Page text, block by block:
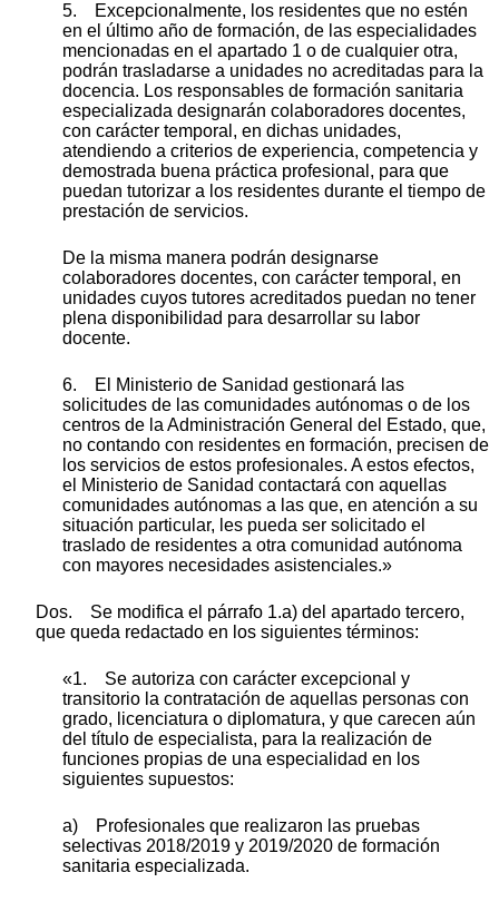
5. Excepcionalmente, los residentes que no estén
en el último año de formación, de las especialidades
mencionadas en el apartado 1 o de cualquier otra,
podrán trasladarse a unidades no acreditadas para la
docencia. Los responsables de formación sanitaria
especializada designarán colaboradores docentes,
con carácter temporal, en dichas unidades,
atendiendo a criterios de experiencia, competencia y
demostrada buena práctica profesional, para que
puedan tutorizar a los residentes durante el tiempo de
prestación de servicios.
De la misma manera podrán designarse
colaboradores docentes, con carácter temporal, en
unidades cuyos tutores acreditados puedan no tener
plena disponibilidad para desarrollar su labor
docente.
6. El Ministerio de Sanidad gestionará las
solicitudes de las comunidades autónomas o de los
centros de la Administración General del Estado, que,
no contando con residentes en formación, precisen de
los servicios de estos profesionales. A estos efectos,
el Ministerio de Sanidad contactará con aquellas
comunidades autónomas a las que, en atención a su
situación particular, les pueda ser solicitado el
traslado de residentes a otra comunidad autónoma
con mayores necesidades asistenciales.»
Dos. Se modifica el párrafo 1.a) del apartado tercero,
que queda redactado en los siguientes términos:
«1. Se autoriza con carácter excepcional y
transitorio la contratación de aquellas personas con
grado, licenciatura o diplomatura, y que carecen aún
del título de especialista, para la realización de
funciones propias de una especialidad en los
siguientes supuestos:
a) Profesionales que realizaron las pruebas
selectivas 2018/2019 y 2019/2020 de formación
sanitaria especializada.